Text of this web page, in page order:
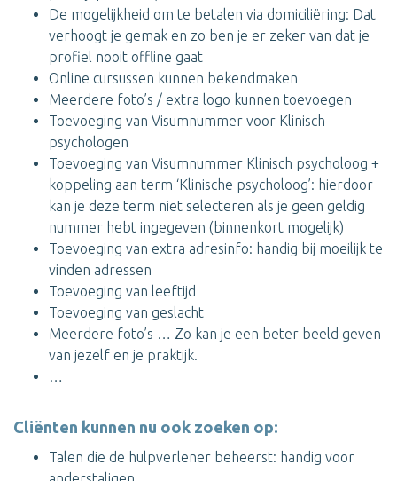
De mogelijkheid om te betalen via domiciliëring: Dat
verhoogt je gemak en zo ben je er zeker van dat je
profiel nooit offline gaat
Online cursussen kunnen bekendmaken
Meerdere foto’s / extra logo kunnen toevoegen
Toevoeging van Visumnummer voor Klinisch
psychologen
Toevoeging van Visumnummer Klinisch psycholoog +
koppeling aan term ‘Klinische psycholoog’: hierdoor
kan je deze term niet selecteren als je geen geldig
nummer hebt ingegeven (binnenkort mogelijk)
Toevoeging van extra adresinfo: handig bij moeilijk te
vinden adressen
Toevoeging van leeftijd
Toevoeging van geslacht
Meerdere foto’s … Zo kan je een beter beeld geven
van jezelf en je praktijk.
…
Cliënten kunnen nu ook zoeken op:
Talen die de hulpverlener beheerst: handig voor